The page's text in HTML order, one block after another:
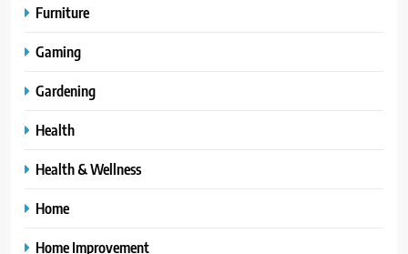
Furniture
Gaming
Gardening
Health
Health & Wellness
Home
Home Improvement